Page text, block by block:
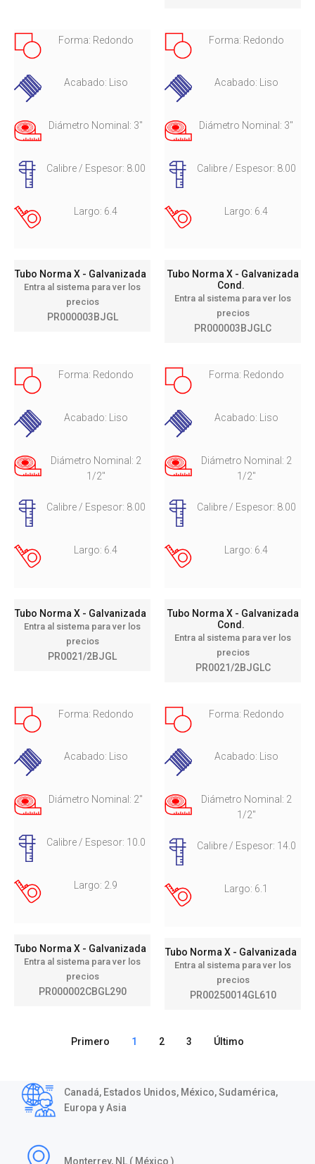
Forma: Redondo
Acabado: Liso
Diámetro Nominal: 3"
Calibre / Espesor: 8.00
Largo: 6.4
Tubo Norma X - Galvanizada
Entra al sistema para ver los
precios
PR000003BJGL
Forma: Redondo
Acabado: Liso
Diámetro Nominal: 3"
Calibre / Espesor: 8.00
Largo: 6.4
Tubo Norma X - Galvanizada
Cond.
Entra al sistema para ver los
precios
PR000003BJGLC
Forma: Redondo
Acabado: Liso
Diámetro Nominal: 2
1/2"
Calibre / Espesor: 8.00
Largo: 6.4
Tubo Norma X - Galvanizada
Entra al sistema para ver los
precios
PR0021/2BJGL
Forma: Redondo
Acabado: Liso
Diámetro Nominal: 2
1/2"
Calibre / Espesor: 8.00
Largo: 6.4
Tubo Norma X - Galvanizada
Cond.
Entra al sistema para ver los
precios
PR0021/2BJGLC
Forma: Redondo
Acabado: Liso
Diámetro Nominal: 2"
Calibre / Espesor: 10.0
Largo: 2.9
Tubo Norma X - Galvanizada
Entra al sistema para ver los
precios
PR000002CBGL290
Forma: Redondo
Acabado: Liso
Diámetro Nominal: 2
1/2"
Calibre / Espesor: 14.0
Largo: 6.1
Tubo Norma X - Galvanizada
Entra al sistema para ver los
precios
PR00250014GL610
Primero 1 2 3 Último
Canadá, Estados Unidos, México, Sudamérica,
Europa y Asia
Monterrey, NL ( México )